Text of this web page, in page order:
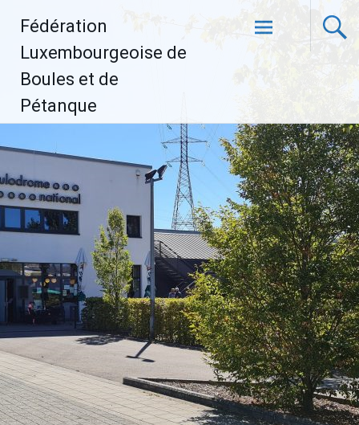
contenu
Fédération
Luxembourgeoise de
Boules et de
Pétanque